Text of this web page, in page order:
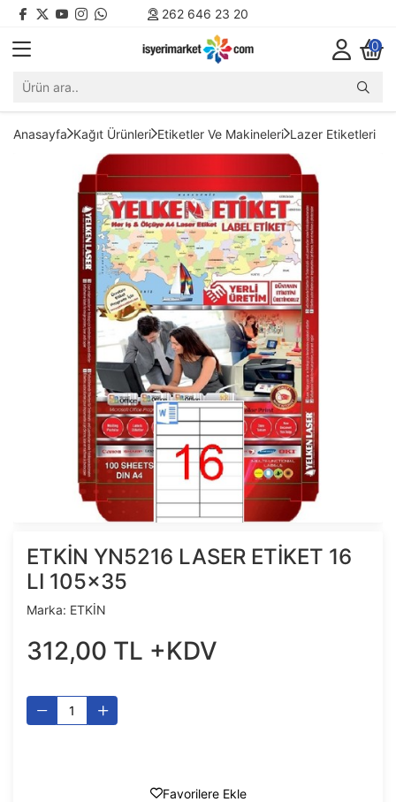
262 646 23 20
0
Anasayfa Kağıt Ürünleri Etiketler Ve Makineleri Lazer Etiketleri
ETKİN YN5216 LASER ETİKET 16
LI 105x35
Marka: ETKİN
312,00 TL +KDV
Favorilere Ekle